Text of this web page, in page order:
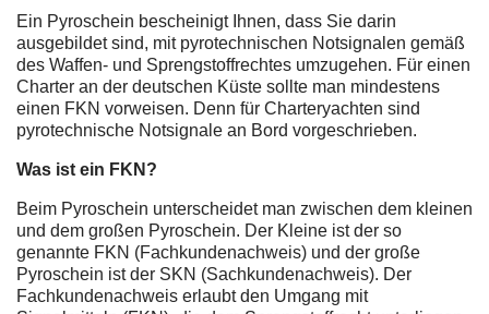
Ein Pyroschein bescheinigt Ihnen, dass Sie darin
ausgebildet sind, mit pyrotechnischen Notsignalen gemäß
des Waffen- und Sprengstoffrechtes umzugehen. Für einen
Charter an der deutschen Küste sollte man mindestens
einen FKN vorweisen. Denn für Charteryachten sind
pyrotechnische Notsignale an Bord vorgeschrieben.
Was ist ein FKN?
Beim Pyroschein unterscheidet man zwischen dem kleinen
und dem großen Pyroschein. Der Kleine ist der so
genannte FKN (Fachkundenachweis) und der große
Pyroschein ist der SKN (Sachkundenachweis). Der
Fachkundenachweis erlaubt den Umgang mit